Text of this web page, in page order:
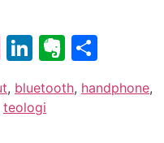
Pinterest
LinkedIn
, bluetooth, handphone,
teologi